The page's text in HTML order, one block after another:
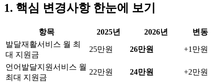
1. 핵심 변경사항 한눈에 보기
항목 2025년 2026년
변동
발달재활서비스 월 최
대 지원금
25만원 26만원 +1만원
언어발달지원서비스 월
최대 지원금
22만원 24만원 +2만원